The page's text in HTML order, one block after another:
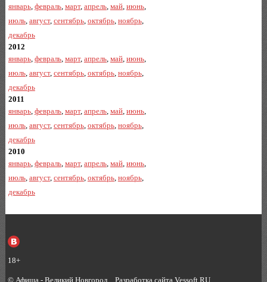
январь, февраль, март, апрель, май, июнь,
июль, август, сентябрь, октябрь, ноябрь,
декабрь
2012
январь, февраль, март, апрель, май, июнь,
июль, август, сентябрь, октябрь, ноябрь,
декабрь
2011
январь, февраль, март, апрель, май, июнь,
июль, август, сентябрь, октябрь, ноябрь,
декабрь
2010
январь, февраль, март, апрель, май, июнь,
июль, август, сентябрь, октябрь, ноябрь,
декабрь
18+
© Афиша - Великий Новгород .Разработка сайта Vessoft.RU